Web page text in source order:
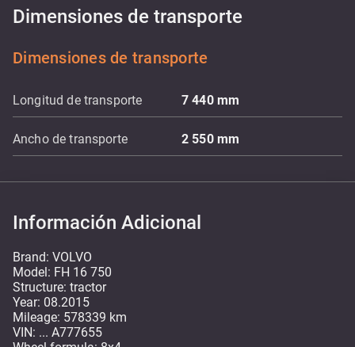
Dimensiones de transporte
Dimensiones de transporte
Longitud de transporte 7 440 mm
Ancho de transporte 2 550 mm
Información Adicional
Brand: VOLVO
Model: FH 16 750
Structure: tractor
Year: 08.2015
Mileage: 578339 km
VIN: ... A777655